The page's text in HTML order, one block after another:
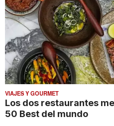
VIAJES Y GOURMET
Los dos restaurantes
50 Best del mundo